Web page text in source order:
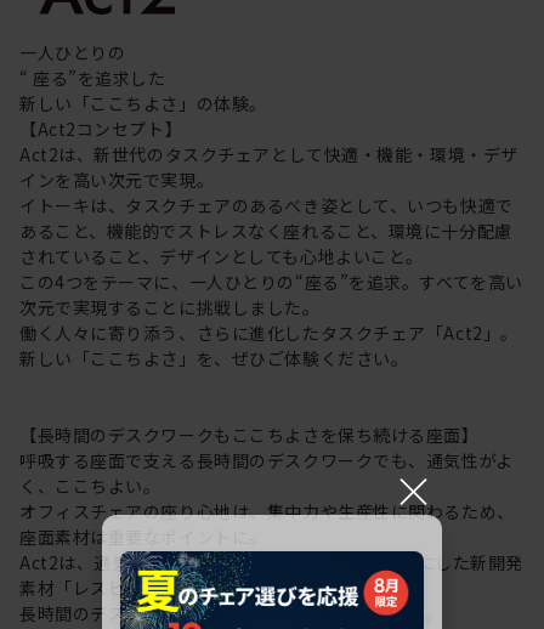
一人ひとりの
“ 座る”を追求した
新しい「ここちよさ」の体験。
【Act2コンセプト】
Act2は、新世代のタスクチェアとして快適・機能・環境・デザ
インを高い次元で実現。
イトーキは、タスクチェアのあるべき姿として、いつも快適で
あること、機能的でストレスなく座れること、環境に十分配慮
されていること、デザインとしても心地よいこと。
この4つをテーマに、一人ひとりの“座る”を追求。すべてを高い
次元で実現することに挑戦しました。
働く人々に寄り添う、さらに進化したタスクチェア「Act2」。
新しい「ここちよさ」を、ぜひご体験ください。
【長時間のデスクワークもここちよさを保ち続ける座面】
呼吸する座面で支える長時間のデスクワークでも、通気性がよ
く、ここちよい。
オフィスチェアの座り心地は、集中力や生産性に関わるため、
座面素材は重要なポイントに。
Act2は、通気性にすぐれた “呼吸する座面”を可能にした新開発
素材「レスピテック」を採用。
長時間のデスクワークもここちよさを保ち続けます。
×